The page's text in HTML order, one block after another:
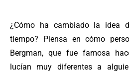
¿Cómo ha cambiado la idea
tiempo? Piensa en cómo
Bergman, que fue famosa
lucían muy diferentes a